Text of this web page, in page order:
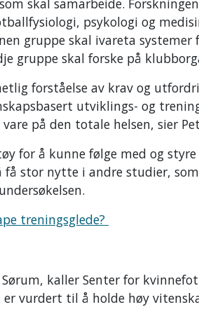
skal samarbeide.
psykologi og
gruppe skal ivareta
gruppe skal forske på
forståelse av krav og
utviklings- og
på den totale helsen, sier
for å kunne følge med og
få stor nytte i andre studier,
treningsglede?
kaller Senter for
vurdert til å holde høy